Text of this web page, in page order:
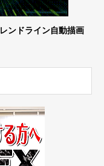
ンドライン自動描画